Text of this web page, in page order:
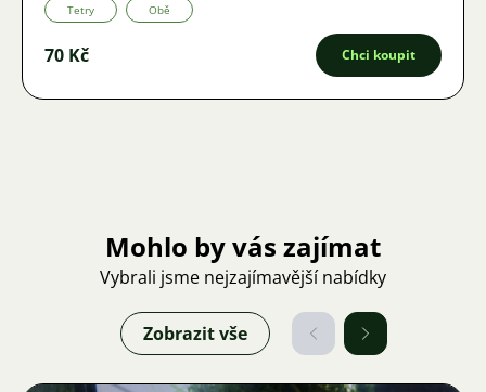
Tetry Obě
70 Kč Chci koupit
Mohlo by vás zajímat
Vybrali jsme nejzajímavější nabídky
Zobrazit vše